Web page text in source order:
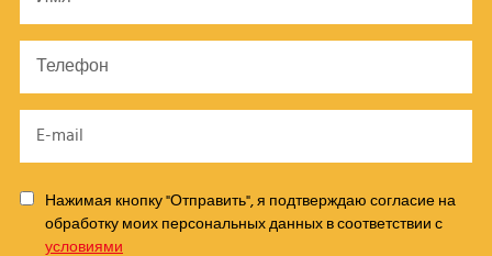
Нажимая кнопку "Отправить", я подтверждаю согласие на
обработку моих персональных данных в соответствии с
условиями